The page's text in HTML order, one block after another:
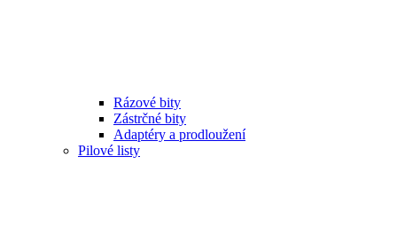
Rázové bity
Zástrčné bity
Adaptéry a prodloužení
Pilové listy